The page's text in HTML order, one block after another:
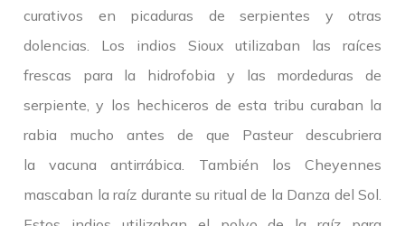
curativos en picaduras de serpientes y otras
dolencias. Los indios Sioux utilizaban las raíces
frescas para la hidrofobia y las mordeduras de
serpiente, y los hechiceros de esta tribu curaban la
rabia mucho antes de que Pasteur descubriera
la vacuna antirrábica. También los Cheyennes
mascaban la raíz durante su ritual de la Danza del Sol.